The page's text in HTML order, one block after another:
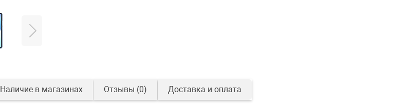
Наличие в магазинах Отзывы (0) Доставка и оплата